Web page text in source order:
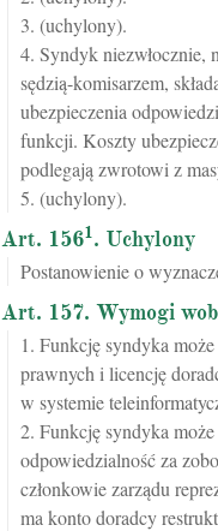
3. (uchylony).
4. Syndyk niezwłocznie,
sędzią-komisarzem,
ubezpieczenia
funkcji. Koszty
podlegają zwrotowi z
5. (uchylony).
Art. 1561. Uchylony
Postanowienie o
Art. 157. Wymogi
1. Funkcję syndyka
prawnych i licencję
w systemie
2. Funkcję syndyka
odpowiedzialność za
członkowie zarządu
ma konto doradcy